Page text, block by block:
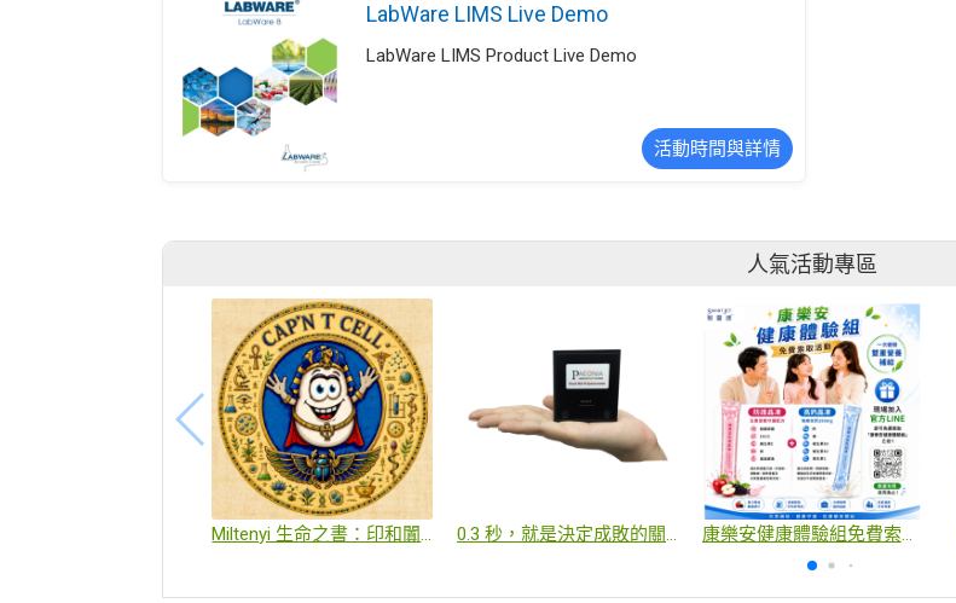
LabWare LIMS Live Demo
LabWare LIMS Product Live Demo
活動時間與詳情
人氣活動專區